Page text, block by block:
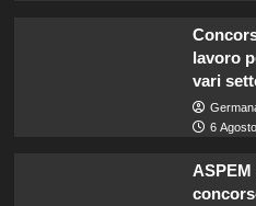
lavoro
vari
6